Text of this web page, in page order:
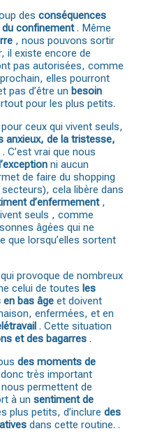
des conséquences
du confinement. Même
, nous pouvons sortir
il existe encore de
pas autorisées, comme
elles pourront
pas d’être un besoin
pour les plus petits.
ceux qui vivent seuls,
anxieux, de la tristesse,
. C’est vrai que nous
ni aucun
de faire du shopping
cela libère dans
d’enfermement,
seuls , comme
âgées qui ne
que lorsqu’elles sortent
provoque de nombreux
celui de toutes les
bas âgeet doivent
enfermées, et en
. Cette situation
et des bagarres.
des moments de
très important
permettent de
à un sentiment de
plus petits, d’inclure des
dans cette routine. .